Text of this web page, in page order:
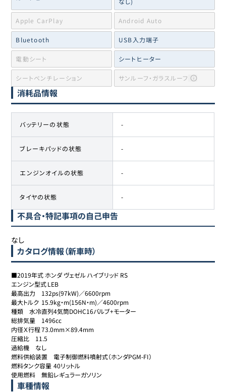
Apple CarPlay Android Auto
Bluetooth USB入力端子
電動シート シートヒーター
シートベンチレーション サンルーフ・ガラスルーフ
消耗品情報
バッテリーの状態 -
ブレーキパッドの状態 -
エンジンオイルの状態 -
タイヤの状態 -
不具合・特記事項の自己申告
なし
カタログ情報（新車時）
■2019年式 ホンダ ヴェゼル ハイブリッド RS
エンジン型式	LEB
最高出力	132ps(97kW)／6600rpm
最大トルク	15.9kg・m(156N・m)／4600rpm
種類	水冷直列4気筒DOHC16バルブ+モーター
総排気量	1496cc
内径Ｘ行程	73.0mm×89.4mm
圧縮比	11.5
過給機	なし
燃料供給装置	電子制御燃料噴射式（ホンダPGM-FI）
燃料タンク容量	40リットル
使用燃料	無鉛レギュラーガソリン
車種情報